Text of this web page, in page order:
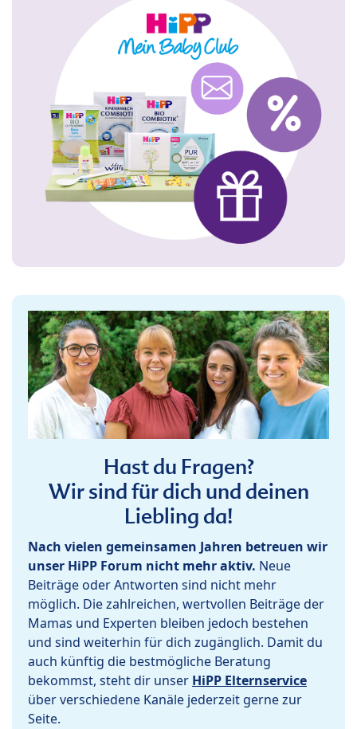
Hast du Fragen?
Wir sind für dich und deinen
Liebling da!
Nach vielen gemeinsamen Jahren betreuen wir
unser HiPP Forum nicht mehr aktiv. Neue
Beiträge oder Antworten sind nicht mehr
möglich. Die zahlreichen, wertvollen Beiträge der
Mamas und Experten bleiben jedoch bestehen
und sind weiterhin für dich zugänglich. Damit du
auch künftig die bestmögliche Beratung
bekommst, steht dir unser HiPP Elternservice
über verschiedene Kanäle jederzeit gerne zur
Seite.